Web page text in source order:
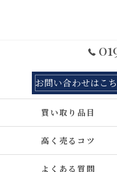
お問い合わせはこ
買い取り品目
高く売るコツ
よくある質問